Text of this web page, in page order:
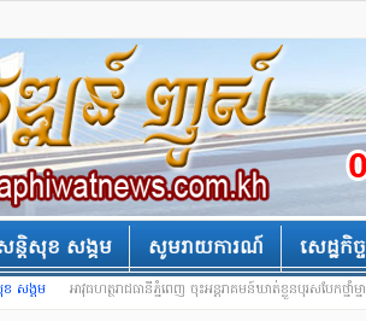
ន្តិសុខ សង្គម សូមរាយការណ៍ សេដ្ឋកិច្ច
សង្គម អាវុធហត្ថរាជធានីភ្នំពេញ ចុះអន្តរាគមន៍ឃាត់ខ្លួនបុរសបែកថ្ន